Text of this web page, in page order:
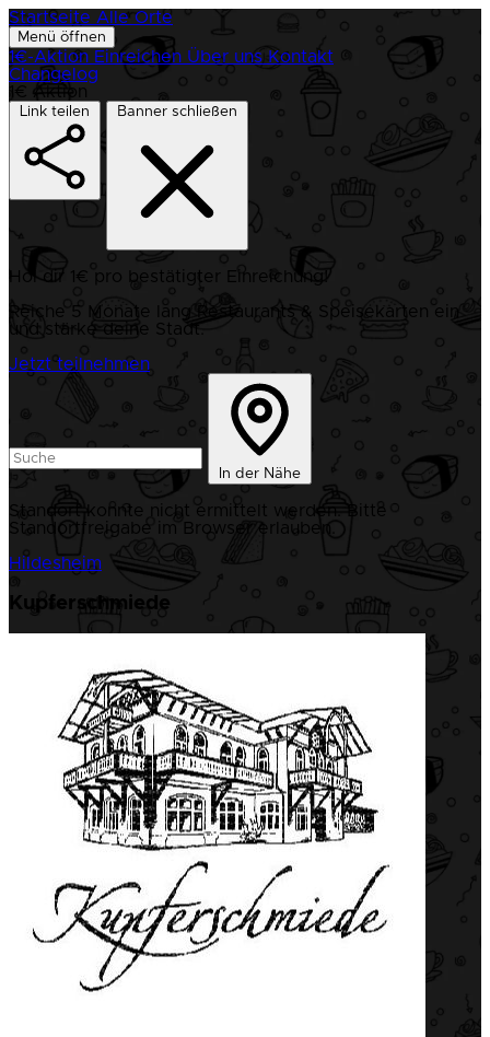
Startseite Alle Orte
Menü öffnen
1€-Aktion Einreichen Über uns Kontakt
Changelog
1€ Aktion
Link teilen Banner schließen
Hol dir 1€ pro bestätigter Einreichung!
Reiche 5 Monate lang Restaurants & Speisekarten ein
und stärke deine Stadt.
Jetzt teilnehmen
In der Nähe
Standort konnte nicht ermittelt werden. Bitte
Standortfreigabe im Browser erlauben.
Hildesheim
Kupferschmiede